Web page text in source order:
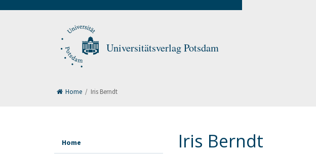
Universitätsverlag Potsdam
Home / Iris Berndt
Iris Berndt
Home